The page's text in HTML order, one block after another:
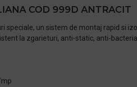
COD 999D ANTRACIT
speciale, un sistem de montaj rapid si
la zgarieturi, anti-static, anti-